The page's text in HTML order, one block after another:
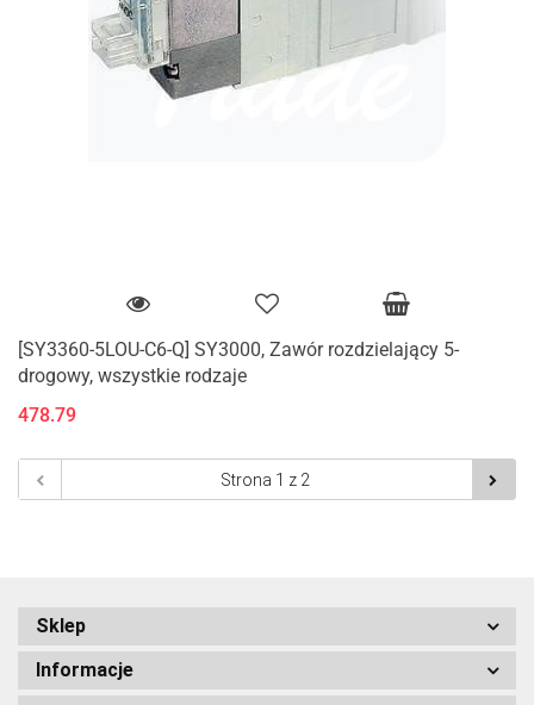
[SY3360-5LOU-C6-Q] SY3000, Zawór rozdzielający 5-
drogowy, wszystkie rodzaje
478.79
Sklep
Informacje